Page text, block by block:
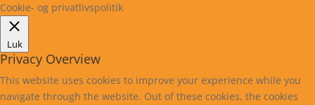
Cookie- og privatlivspolitik
Luk
Privacy Overview
This website uses cookies to improve your experience while you
navigate through the website. Out of these cookies, the cookies